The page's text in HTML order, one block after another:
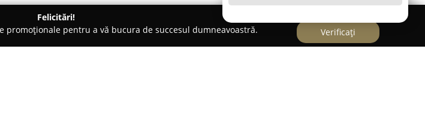
Felicitări!
pentru a vă bucura de succesul dumneavoastră.
Verificați